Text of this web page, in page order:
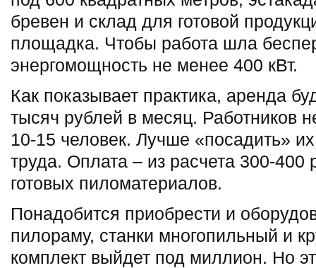
бревен и склад для готовой
площадка. Чтобы работа шла
энергомощность не менее 400 кВт.
Как показывает практика, аренда
тысяч рублей в месяц. Работников
10-15 человек. Лучше «посадить»
труда. Оплата – из расчета 300-400
готовых пиломатериалов.
Понадобится приобрести и
пилораму, станки многопильный и
комплект выйдет под миллион. Но